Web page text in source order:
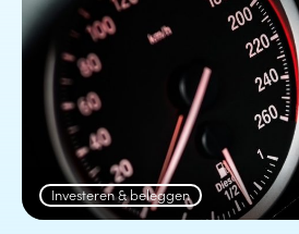
Investeren & beleggen